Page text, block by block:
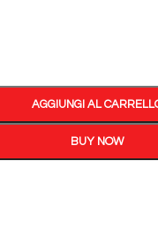
AGGIUNGI AL
BUY NOW